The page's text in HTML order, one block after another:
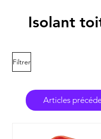
Isolant
Filtrer
Articles